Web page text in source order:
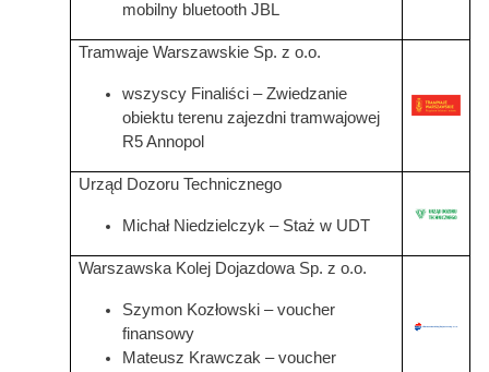
mobilny bluetooth JBL
Tramwaje Warszawskie Sp. z o.o.
wszyscy Finaliści – Zwiedzanie
obiektu terenu zajezdni tramwajowej
R5 Annopol
Urząd Dozoru Technicznego
Michał Niedzielczyk – Staż w UDT
Warszawska Kolej Dojazdowa Sp. z o.o.
Szymon Kozłowski – voucher
finansowy
Mateusz Krawczak –voucher
Grafika